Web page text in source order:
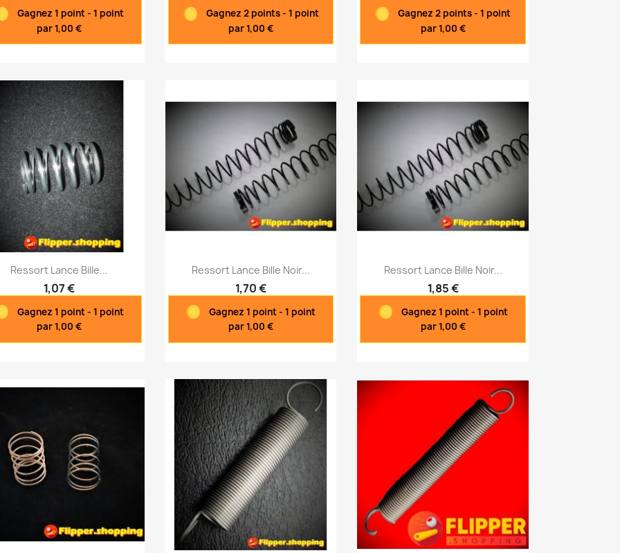
Gagnez 1 point - 1 point
par 1,00 €
Gagnez 2 points - 1 point
par 1,00 €
Gagnez 2 points - 1 point
par 1,00 €
Aperçu rapide
Ressort Lance Bille...
1,07 €
Gagnez 1 point - 1 point
par 1,00 €
Aperçu rapide
Ressort Lance Bille Noir...
1,70 €
Gagnez 1 point - 1 point
par 1,00 €
Aperçu rapide
Ressort Lance Bille Noir...
1,85 €
Gagnez 1 point - 1 point
par 1,00 €